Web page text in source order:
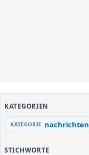
KATEGORIEN
nachrichten
STICHWORTE